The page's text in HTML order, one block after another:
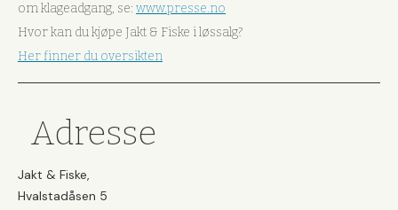
om klageadgang, se: www.presse.no
Hvor kan du kjøpe Jakt & Fiske i løssalg?
Her finner du oversikten
Adresse
Jakt & Fiske,
Hvalstadåsen 5